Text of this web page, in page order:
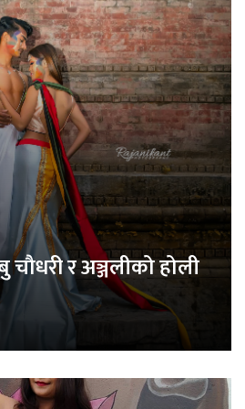
चौधरी र अञ्जलीको होली